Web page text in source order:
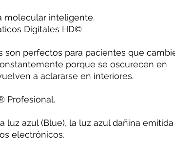
molecular inteligente.
Digitales HD©️
son perfectos para pacientes que
porque se oscurecen en
a aclararse en interiores.
Profesional.
luz azul (Blue), la luz azul dañina
electrónicos.